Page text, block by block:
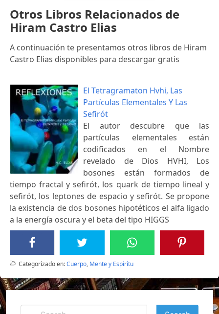
Otros Libros Relacionados de
Hiram Castro Elias
A continuación te presentamos otros libros de Hiram
Castro Elias disponibles para descargar gratis
El Tetragramaton Hvhi, Las
Partículas Elementales Y Las
Sefirót
El autor descubre que las
partículas elementales están
codificados en el Nombre
revelado de Dios HVHI, Los
bosones están formados de
tiempo fractal y sefirót, los quark de tiempo lineal y
sefirót, los leptones de espacio y sefirót. Se propone
la existencia de dos bosones hipotéticos el alfa ligado
a la energía oscura y el beta del tipo HIGGS
Categorizado en:Cuerpo, Mente y Espíritu